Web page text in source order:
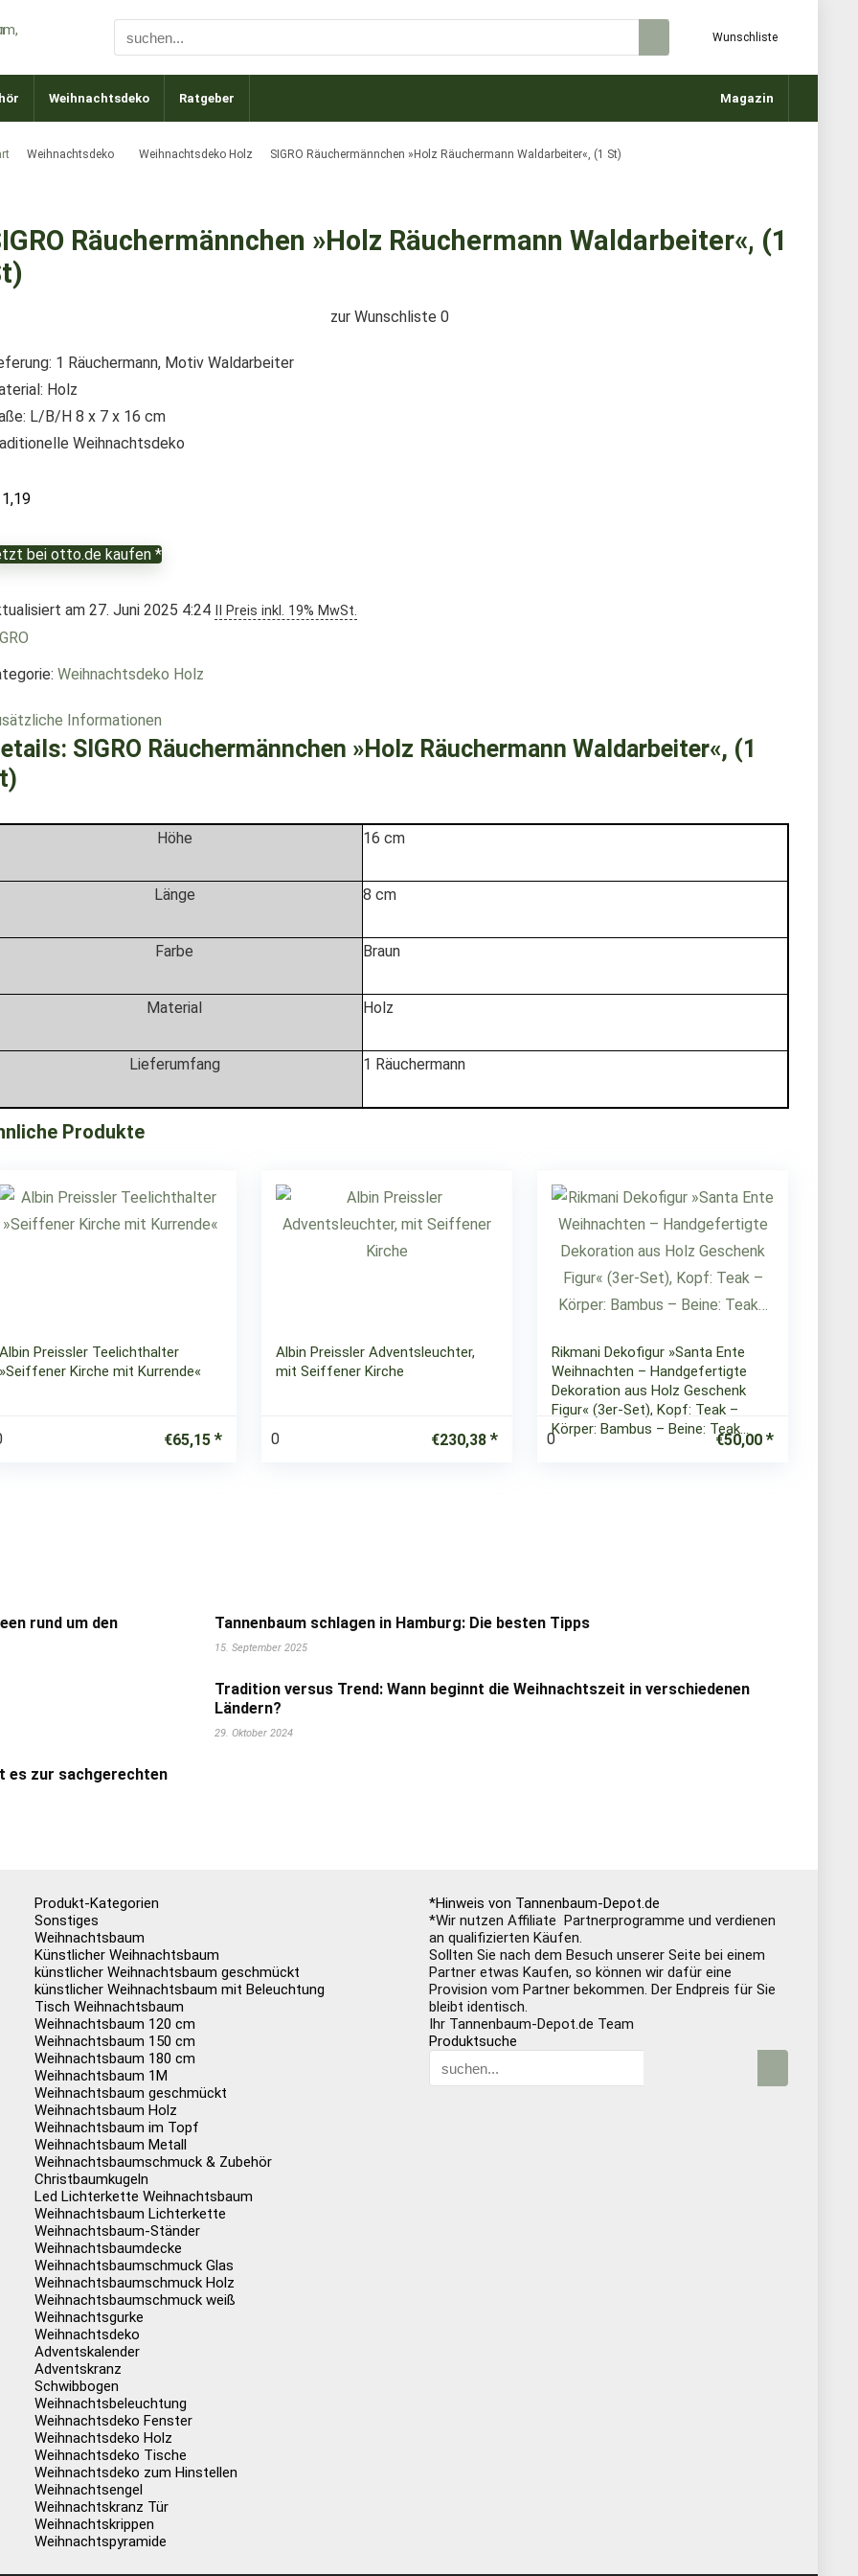
Wunschliste
Weihnachtsdeko Ratgeber Magazin
Weihnachtsdeko Weihnachtsdeko Holz SIGRO Räuchermännchen »Holz Räuchermann Waldarbeiter«, (1 St)
Räuchermännchen »Holz Räuchermann Waldarbeiter«, (1
zur Wunschliste 0
1 Räuchermann, Motiv Waldarbeiter
Holz
L/B/H 8 x 7 x 16 cm
Weihnachtsdeko
bei otto.de kaufen *
am 27. Juni 2025 4:24 II Preis inkl. 19% MwSt.
Weihnachtsdeko Holz
Informationen
SIGRO Räuchermännchen »Holz Räuchermann Waldarbeiter«, (1
Höhe 16 cm
Länge 8 cm
Farbe Braun
Material Holz
Lieferumfang 1 Räuchermann
Produkte
Albin Preissler Teelichthalter
»Seiffener Kirche mit Kurrende«
€65,15
Albin Preissler Adventsleuchter,
mit Seiffener Kirche
0 €230,38
Rikmani Dekofigur »Santa Ente
Weihnachten – Handgefertigte
Dekoration aus Holz Geschenk
Figur« (3er-Set), Kopf: Teak –
Körper: Bambus – Beine: Teak…
0 €50,00
rund um den Tannenbaum schlagen in Hamburg: Die besten Tipps
15. September 2025
Tradition versus Trend: Wann beginnt die Weihnachtszeit in verschiedenen
Ländern?
29. Oktober 2024
es zur sachgerechten
Produkt-Kategorien
Sonstiges
Weihnachtsbaum
Künstlicher Weihnachtsbaum
künstlicher Weihnachtsbaum geschmückt
künstlicher Weihnachtsbaum mit Beleuchtung
Tisch Weihnachtsbaum
Weihnachtsbaum 120 cm
Weihnachtsbaum 150 cm
Weihnachtsbaum 180 cm
Weihnachtsbaum 1M
Weihnachtsbaum geschmückt
Weihnachtsbaum Holz
Weihnachtsbaum im Topf
Weihnachtsbaum Metall
Weihnachtsbaumschmuck & Zubehör
Christbaumkugeln
Led Lichterkette Weihnachtsbaum
Weihnachtsbaum Lichterkette
Weihnachtsbaum-Ständer
Weihnachtsbaumdecke
Weihnachtsbaumschmuck Glas
Weihnachtsbaumschmuck Holz
Weihnachtsbaumschmuck weiß
Weihnachtsgurke
Weihnachtsdeko
Adventskalender
Adventskranz
Schwibbogen
Weihnachtsbeleuchtung
Weihnachtsdeko Fenster
Weihnachtsdeko Holz
Weihnachtsdeko Tische
Weihnachtsdeko zum Hinstellen
Weihnachtsengel
Weihnachtskranz Tür
Weihnachtskrippen
Weihnachtspyramide
*Hinweis von Tannenbaum-Depot.de
*Wir nutzen Affiliate Partnerprogramme und verdienen
an qualifizierten Käufen.
Sollten Sie nach dem Besuch unserer Seite bei einem
Partner etwas Kaufen, so können wir dafür eine
Provision vom Partner bekommen. Der Endpreis für Sie
bleibt identisch.
Ihr Tannenbaum-Depot.de Team
Produktsuche